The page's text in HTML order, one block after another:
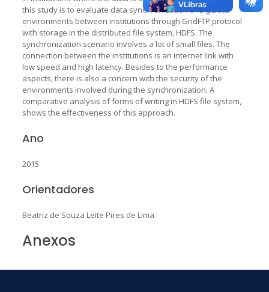
this study is to evaluate data synchronization of Big Data
environments between institutions through GridFTP protocol
with storage in the distributed file system, HDFS. The
synchronization scenario involves a lot of small files. The
connection between the institutions is an internet link with
low speed and high latency. Besides to the performance
aspects, there is also a concern with the security of the
environments involved during the synchronization. A
comparative analysis of forms of writing in HDFS file system,
shows the effectiveness of this approach.
Ano
2015
Orientadores
Beatriz de Souza Leite Pires de Lima
Anexos